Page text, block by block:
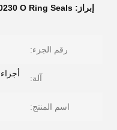
إبراز: O Ring Seals
رقم الجزء:
آلة:
اسم المنتج: